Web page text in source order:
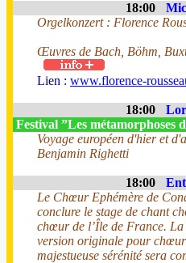
18:00
Orgelkonzert : Florence
Œuvres de Bach, Böhm,
Lien : www.florence-
18:00
Festival ”Les métamorphoses
Voyage européen d'hier et
Benjamin Righetti
18:00
Le Chœur Ephémère de
conclure le stage de chant
chœur de l’Île de France. La
version originale pour
majestueuse sérénité sera